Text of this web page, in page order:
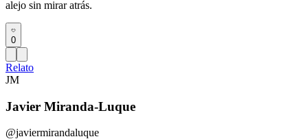
alejo sin mirar atrás.
0
Relato
JM
Javier Miranda-Luque
@javiermirandaluque